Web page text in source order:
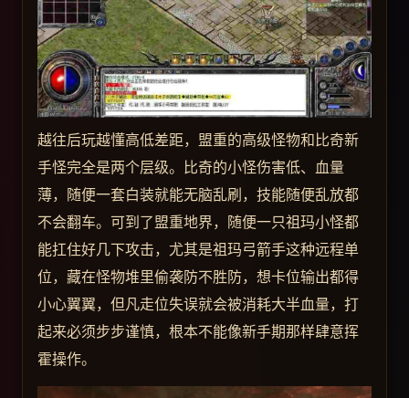
越往后玩越懂高低差距，盟重的高级怪物和比奇新
手怪完全是两个层级。比奇的小怪伤害低、血量
薄，随便一套白装就能无脑乱刷，技能随便乱放都
不会翻车。可到了盟重地界，随便一只祖玛小怪都
能扛住好几下攻击，尤其是祖玛弓箭手这种远程单
位，藏在怪物堆里偷袭防不胜防，想卡位输出都得
小心翼翼，但凡走位失误就会被消耗大半血量，打
起来必须步步谨慎，根本不能像新手期那样肆意挥
霍操作。